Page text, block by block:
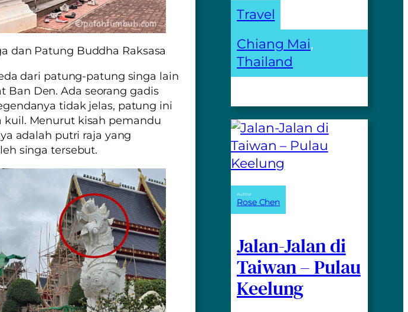
dan Patung Buddha Raksasa
dari patung-patung singa lain
Ban Den. Ada seorang gadis
tidak jelas, patung ini
Menurut kisah pemandu
adalah putri raja yang
singa tersebut.
Travel
Chiang Mai
Thailand
Author:
Rose Chen
Jalan-Jalan di
Taiwan – Pulau
Keelung